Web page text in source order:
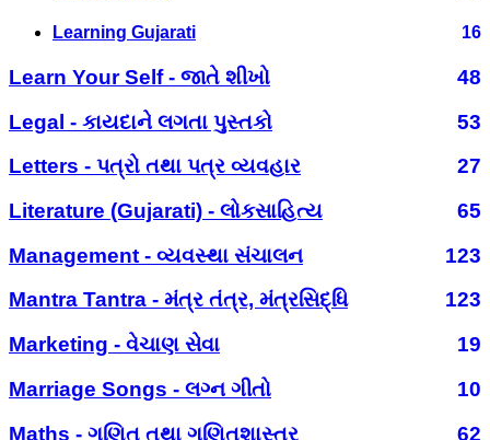
Learning Gujarati 16
Learn Your Self - જાતે શીખો
48
Legal - કાયદાને લગતા પુસ્તકો
53
Letters - પત્રો તથા પત્ર વ્યવહાર
27
Literature (Gujarati) - લોકસાહિત્ય
65
Management - વ્યવસ્થા સંચાલન
123
Mantra Tantra - મંત્ર તંત્ર, મંત્રસિદ્ધિ
123
Marketing - વેચાણ સેવા
19
Marriage Songs - લગ્ન ગીતો
10
Maths - ગણિત તથા ગણિતશાસ્ત્ર
62